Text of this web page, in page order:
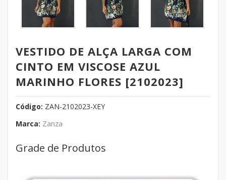
VESTIDO DE ALÇA LARGA COM
CINTO EM VISCOSE AZUL
MARINHO FLORES [2102023]
Código: ZAN-2102023-XEY
Marca: Zanza
Grade de Produtos